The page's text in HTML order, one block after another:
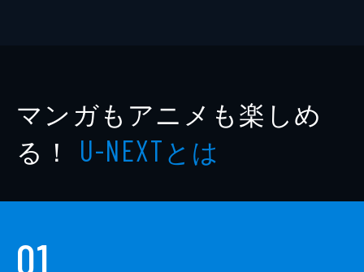
マンガもアニメも楽しめ
る！ U-NEXTとは
01